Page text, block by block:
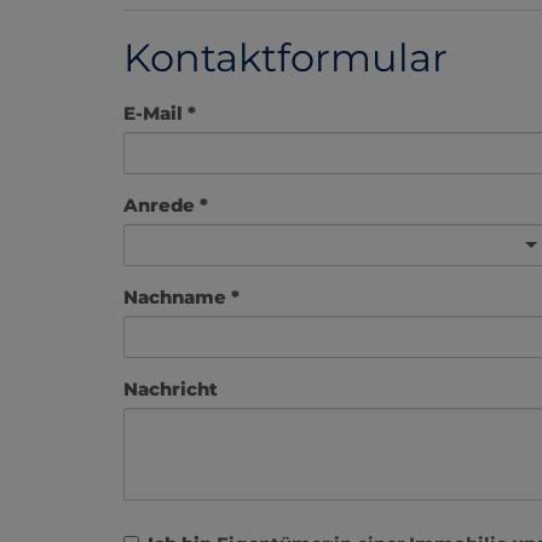
Kontaktformular
E-Mail
Anrede
Nachname
Nachricht